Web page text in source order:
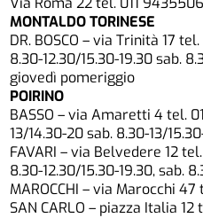
MONTALDO TORINESE
DR. BOSCO – via Trinità 17
8.30-12.30/15.30-19.30 sab.
giovedì pomeriggio
POIRINO
BASSO – via Amaretti 4 tel.
13/14.30-20 sab. 8.30-13/
FAVARI – via Belvedere 12
8.30-12.30/15.30-19.30, sab.
MAROCCHI – via Marocchi
SAN CARLO – piazza Italia